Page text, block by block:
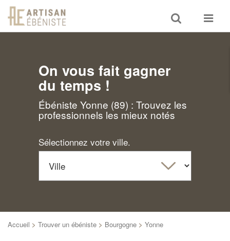
Toggle
search
Toggle
On vous fait gagner
du temps !
Ébéniste Yonne (89) : Trouvez les
professionnels les mieux notés
Sélectionnez votre ville.
Accueil > Trouver un ébéniste > Bourgogne > Yonne